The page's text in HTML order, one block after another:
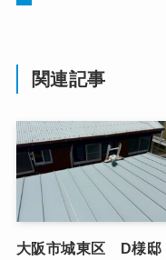
関連記事
大阪市城東区 D様